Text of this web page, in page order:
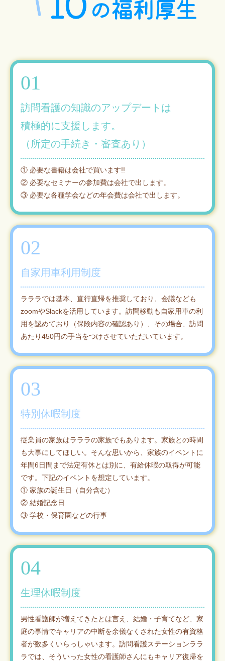
01
訪問看護の知識のアップデートは
積極的に支援します。
（所定の手続き・審査あり）
① 必要な書籍は会社で買います!!
② 必要なセミナーの参加費は会社で出します。
③ 必要な各種学会などの年会費は会社で出します。
02
自家用車利用制度
ラララでは基本、直行直帰を推奨しており、会議なども
zoomやSlackを活用しています。訪問移動も自家用車の利
用を認めており（保険内容の確認あり）、その場合、訪問
あたり450円の手当をつけさせていただいています。
03
特別休暇制度
従業員の家族はラララの家族でもあります。家族との時間
も大事にしてほしい。そんな思いから、家族のイベントに
年間6日間まで法定有休とは別に、有給休暇の取得が可能
です。下記のイベントを想定しています。
① 家族の誕生日（自分含む）
② 結婚記念日
③ 学校・保育園などの行事
04
生理休暇制度
男性看護師が増えてきたとは言え、結婚・子育てなど、家
庭の事情でキャリアの中断を余儀なくされた女性の有資格
者が数多くいらっしゃいます。訪問看護ステーションララ
ラでは、そういった女性の看護師さんにもキャリア復帰を